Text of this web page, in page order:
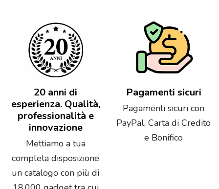
20 anni di
esperienza. Qualità,
professionalità e
innovazione
Mettiamo a tua
completa disposizione
un catalogo con più di
Pagamenti sicuri
Pagamenti sicuri con
PayPal, Carta di Credito
e Bonifico